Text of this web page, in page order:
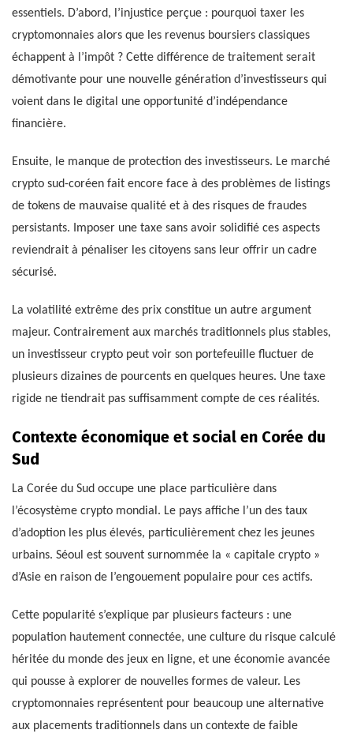
essentiels. D’abord, l’injustice perçue : pourquoi taxer les
cryptomonnaies alors que les revenus boursiers classiques
échappent à l’impôt ? Cette différence de traitement serait
démotivante pour une nouvelle génération d’investisseurs qui
voient dans le digital une opportunité d’indépendance
financière.
Ensuite, le manque de protection des investisseurs. Le marché
crypto sud-coréen fait encore face à des problèmes de listings
de tokens de mauvaise qualité et à des risques de fraudes
persistants. Imposer une taxe sans avoir solidifié ces aspects
reviendrait à pénaliser les citoyens sans leur offrir un cadre
sécurisé.
La volatilité extrême des prix constitue un autre argument
majeur. Contrairement aux marchés traditionnels plus stables,
un investisseur crypto peut voir son portefeuille fluctuer de
plusieurs dizaines de pourcents en quelques heures. Une taxe
rigide ne tiendrait pas suffisamment compte de ces réalités.
Contexte économique et social en Corée du
Sud
La Corée du Sud occupe une place particulière dans
l’écosystème crypto mondial. Le pays affiche l’un des taux
d’adoption les plus élevés, particulièrement chez les jeunes
urbains. Séoul est souvent surnommée la « capitale crypto »
d’Asie en raison de l’engouement populaire pour ces actifs.
Cette popularité s’explique par plusieurs facteurs : une
population hautement connectée, une culture du risque calculé
héritée du monde des jeux en ligne, et une économie avancée
qui pousse à explorer de nouvelles formes de valeur. Les
cryptomonnaies représentent pour beaucoup une alternative
aux placements traditionnels dans un contexte de faible